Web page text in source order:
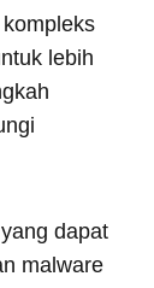
lebih
dapat
malware